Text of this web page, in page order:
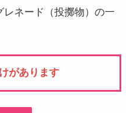
レネード（投擲物）の一
があります